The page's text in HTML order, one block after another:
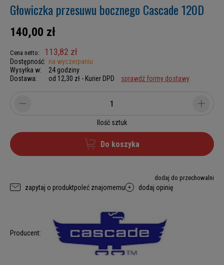
Głowiczka przesuwu bocznego Cascade 120D
140,00 zł
Cena netto: 113,82 zł
Dostępność: na wyczerpaniu
Wysyłka w:
24 godziny
Dostawa:
od 12,30 zł - Kurier DPD sprawdź formy dostawy
Ilość sztuk
Do koszyka
dodaj do przechowalni
zapytaj o produktpoleć znajomemu dodaj opinię
Producent: